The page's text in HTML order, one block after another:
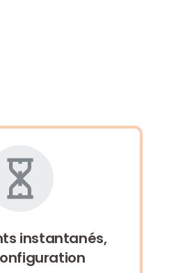
instantanés,